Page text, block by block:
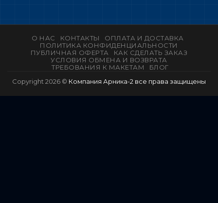
О НАС КОНТАКТЫ
ОПЛАТА И ДОСТАВКА
ПОЛИТИКА КОНФИДЕНЦИАЛЬНОСТИ
ПУБЛИЧНАЯ ОФЕРТА
КАК СДЕЛАТЬ ЗАКАЗ
УСЛОВИЯ ОБМЕНА И ВОЗВРАТА
ТРЕБОВАНИЯ К МАКЕТАМ
БЛОГ
Copyright 2026 © Компания Арника-2 все права защищены